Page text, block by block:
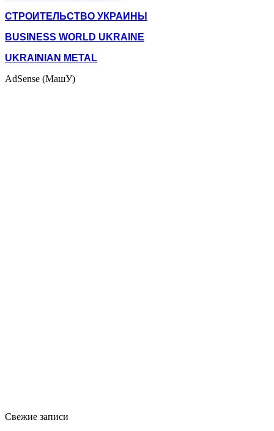
СТРОИТЕЛЬСТВО УКРАИНЫ
BUSINESS WORLD UKRAINE
UKRAINIAN METAL
AdSense (МашУ)
Свежие записи